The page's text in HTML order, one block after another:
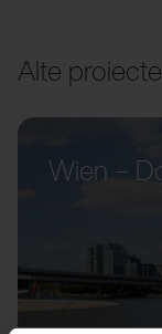
Alte proiecte
Wien –